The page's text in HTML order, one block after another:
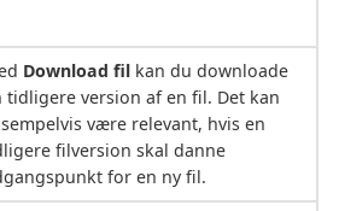
Download filkan du downloade
tidligere version af en fil. Det kan
være relevant, hvis en
filversion skal danne
for en ny fil.